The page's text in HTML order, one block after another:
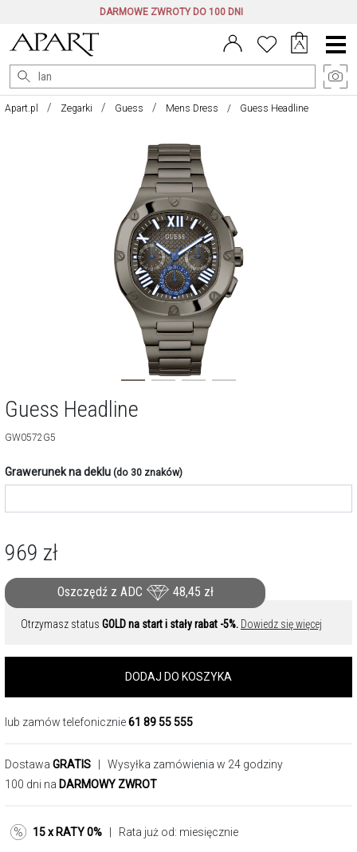
DARMOWE ZWROTY DO 100 DNI
Menu
główne
Apart.pl Zegarki Guess Mens Dress Guess Headline
Guess Headline
GW0572G5
Grawerunek na deklu (do 30 znaków)
969 zł
Oszczędź z ADC 48,45 zł
Otrzymasz status GOLD na start i stały rabat -5%. Dowiedz się więcej
DODAJ DO KOSZYKA
lub zamów telefonicznie61 89 55 555
Dostawa GRATIS | Wysyłka zamówienia w 24 godziny
100 dni na DARMOWY ZWROT
15 x RATY 0% | Rata już od: miesięcznie